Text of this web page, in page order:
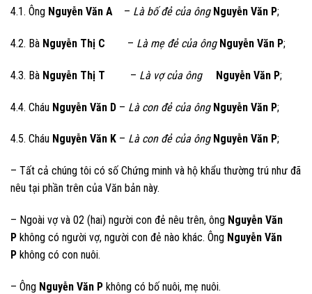
4.1. Ông Nguyễn Văn A – Là bố đẻ của ông Nguyễn Văn P;
4.2. Bà Nguyễn Thị C – Là mẹ đẻ của ông Nguyễn Văn P;
4.3. Bà Nguyễn Thị T – Là vợ của ông Nguyễn Văn P;
4.4. Cháu Nguyễn Văn D – Là con đẻ của ông Nguyễn Văn P;
4.5. Cháu Nguyễn Văn K – Là con đẻ của ông Nguyễn Văn P;
– Tất cả chúng tôi có số Chứng minh và hộ khẩu thường trú như đã
nêu tại phần trên của Văn bản này.
– Ngoài vợ và 02 (hai) người con đẻ nêu trên, ông Nguyễn Văn
P không có người vợ, người con đẻ nào khác. Ông Nguyễn Văn
P không có con nuôi.
– Ông Nguyễn Văn P không có bố nuôi, mẹ nuôi.